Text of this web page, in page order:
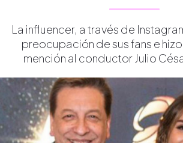
La influencer, a través de
preocupación de sus fans e
mención al conductor Julio